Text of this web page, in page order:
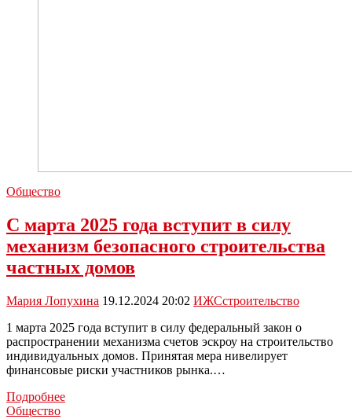
Общество
С марта 2025 года вступит в силу
механизм безопасного строительства
частных домов
Мария Лопухина 19.12.2024 20:02 ИЖСстроительство
1 марта 2025 года вступит в силу федеральный закон о
распространении механизма счетов эскроу на строительство
индивидуальных домов. Принятая мера нивелирует
финансовые риски участников рынка.…
ПодробнееС
Общество